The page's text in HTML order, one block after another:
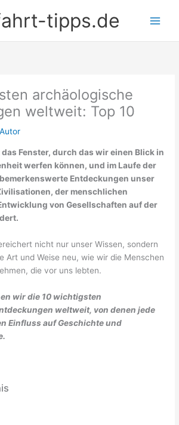
tipps.de
archäologische
weltweit: Top 10
Autor
Fenster, durch das wir einen Blick in
werfen können, und im Laufe der
Entdeckungen unser
der menschlichen
von Gesellschaften auf der
nicht nur unser Wissen, sondern
Art und Weise neu, wie wir die Menschen
die vor uns lebten.
wir die 10 wichtigsten
weltweit, von denen jede
Einfluss auf Geschichte und